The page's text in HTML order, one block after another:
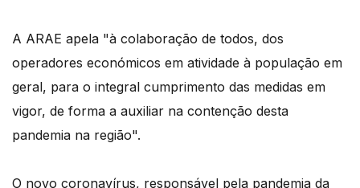
A ARAE apela "à colaboração de todos, dos
operadores económicos em atividade à população em
geral, para o integral cumprimento das medidas em
vigor, de forma a auxiliar na contenção desta
pandemia na região".
O novo coronavírus, responsável pela pandemia da